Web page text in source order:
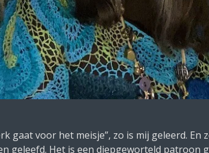
gaat voor het meisje”, zo is mij geleerd. En
geleefd. Het is een diepgeworteld patroon